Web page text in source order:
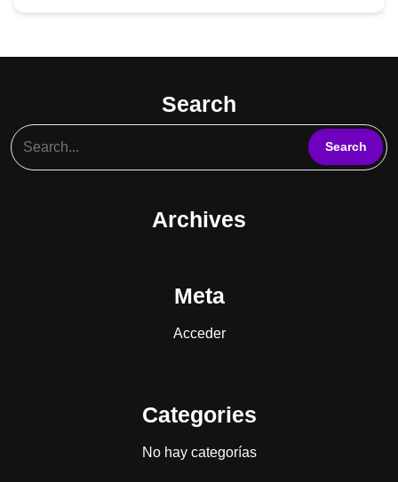
Search
Archives
Meta
Acceder
Categories
No hay categorías